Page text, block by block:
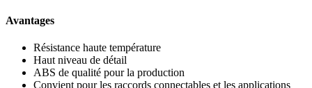
Avantages
Résistance haute température
Haut niveau de détail
ABS de qualité pour la production
Convient pour les raccords connectables et les applications